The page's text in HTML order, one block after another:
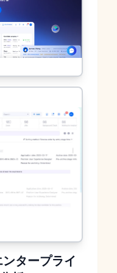
タープライ